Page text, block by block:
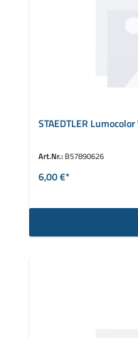
STAEDTLER
Art.Nr.: B57890626
6,00 €*